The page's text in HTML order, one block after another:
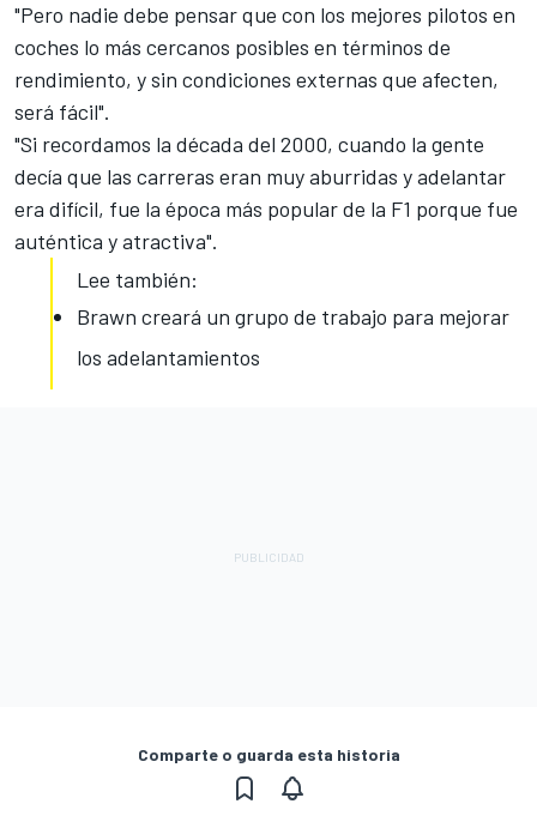
"Pero nadie debe pensar que con los mejores pilotos en
coches lo más cercanos posibles en términos de
rendimiento, y sin condiciones externas que afecten,
será fácil".
"Si recordamos la década del 2000, cuando la gente
decía que las carreras eran muy aburridas y adelantar
era difícil, fue la época más popular de la F1 porque fue
auténtica y atractiva".
Lee también:
Brawn creará un grupo de trabajo para mejorar
los adelantamientos
Comparte o guarda esta historia